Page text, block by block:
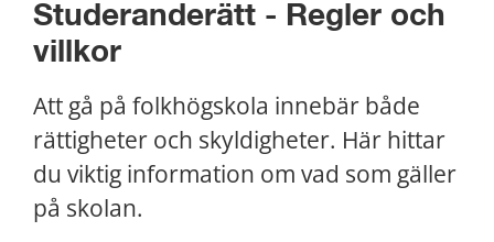
Studeranderätt - Regler och
villkor
Att gå på folkhögskola innebär både
rättigheter och skyldigheter. Här hittar
du viktig information om vad som gäller
på skolan.